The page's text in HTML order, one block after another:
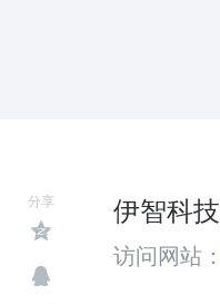
分享 伊智科技
访问网站：